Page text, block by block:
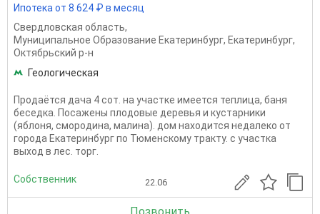
Ипотека от 8 624 ₽ в месяц
Свердловская область,
Муниципальное Образование Екатеринбург, Екатеринбург,
Октябрьский р-н
Геологическая
Продаётся дача 4 сот. на участке имеется теплица, баня
беседка. Посажены плодовые деревья и кустарники
(яблоня, смородина, малина). дом находится недалеко от
города Екатеринбург по Тюменскому тракту. с участка
выход в лес. торг.
Собственник 22.06
Позвонить